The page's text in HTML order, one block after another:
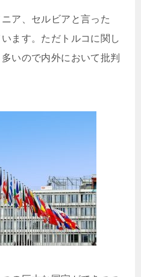
ア、セルビアと言った
ます。ただトルコに関し
いので内外において批判